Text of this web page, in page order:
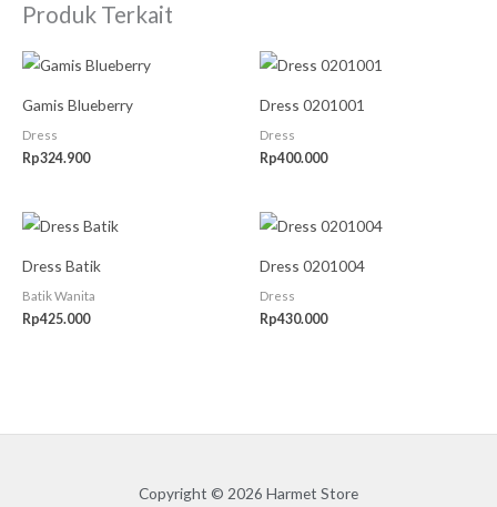
Produk Terkait
Gamis Blueberry
Dress
Rp324.900
Dress 0201001
Dress
Rp400.000
Dress Batik
Batik Wanita
Rp425.000
Dress 0201004
Dress
Rp430.000
Copyright © 2026 Harmet Store